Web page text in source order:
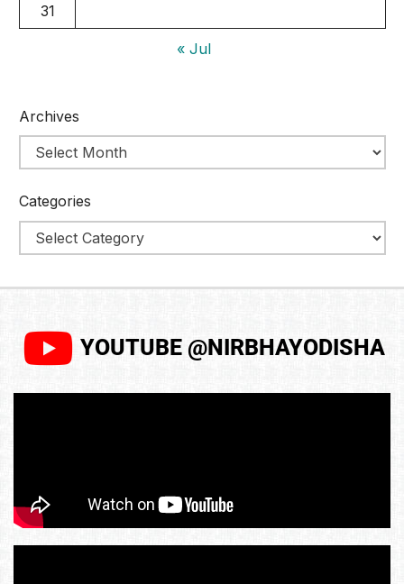
31
« Jul
Archives
Categories
YOUTUBE @NIRBHAYODISHA